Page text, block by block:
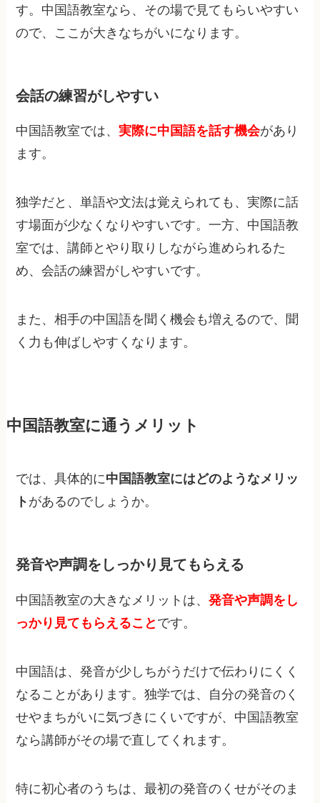
す。中国語教室なら、その場で見てもらいやすい
ので、ここが大きなちがいになります。
会話の練習がしやすい
中国語教室では、実際に中国語を話す機会があり
ます。
独学だと、単語や文法は覚えられても、実際に話
す場面が少なくなりやすいです。一方、中国語教
室では、講師とやり取りしながら進められるた
め、会話の練習がしやすいです。
また、相手の中国語を聞く機会も増えるので、聞
く力も伸ばしやすくなります。
中国語教室に通うメリット
では、具体的に中国語教室にはどのようなメリッ
ト があるのでしょうか。
発音や声調をしっかり見てもらえる
中国語教室の大きなメリットは、発音や声調をし
っかり見てもらえること です。
中国語は、発音が少しちがうだけで伝わりにくく
なることがあります。独学では、自分の発音のく
せやまちがいに気づきにくいですが、中国語教室
なら講師がその場で直してくれます。
特に初心者のうちは、最初の発音のくせがそのま